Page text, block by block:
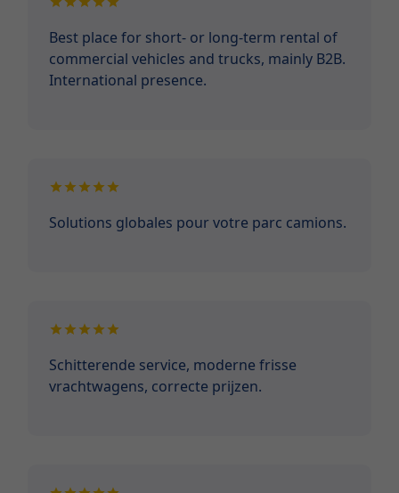
Best place for short- or long-term rental of
commercial vehicles and trucks, mainly B2B.
International presence.
Solutions globales pour votre parc camions.
Schitterende service, moderne frisse
vrachtwagens, correcte prijzen.